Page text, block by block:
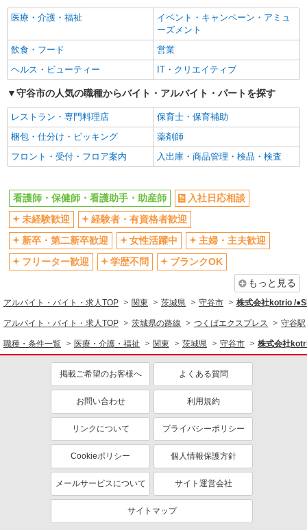
経験者・有資格者歓迎
新卒・第二新卒歓迎
主婦・主夫歓迎
フリーター歓迎
学歴不問
ブランクOK
ミドル（40代～）活躍中
エルダー（50代～）活躍中
シニア（60代～）活躍中
高収入・高額
ボーナス・賞与あり
昇給あり
完全週休2日制
フルタイム歓迎
禁煙・分煙
駅直結・駅チカ
車通勤OK
残業少なめ（月20h未満）
交通費支給
社会保険あり
産休・育休取得実績あり
退職金・財形貯蓄制度あり
各種手当（家族・役職・インセン
ティブなど）あり
資格取得支援制度あり
同じ職種から求人を探す
医療・介護・福祉
看護師・保健師・看護助手・助産師
同じ特徴から求人を探す
未経験歓迎
ミドル（40代～）活躍中
ボーナス・賞与あり
車通勤OK
社会保険あり
産休・育休取得実績あり
医療・介護・福祉
イベント・キャンペーン・アミュ
ーズメント
飲食・フード
営業
ヘルス・ビューティー
IT・クリエイティブ
守谷市の人気の職種からバイト・アルバイト・パートを探す
レストラン・専門料理店
保育士・保育補助
梱包・仕分け・ピッキング
薬剤師
フロント・受付・フロア案内
入出庫・商品管理・検品・検査
看護師・保健師・看護助手・助産師
入社日応相談
未経験歓迎
経験者・有資格者歓迎
新卒・第二新卒歓迎
女性活躍中
主婦・主夫歓迎
フリーター歓迎
学歴不問
ブランクOK
もっと見る
アルバイト・バイト・求人TOP 関東 茨城県 守谷市 株式会社kotrio /
アルバイト・バイト・求人TOP 茨城県の路線 つくばエクスプレス 守谷駅
職種・条件一覧 医療・介護・福祉 関東 茨城県 守谷市 株式会社
掲載ご希望のお客様へ よくある質問
お問い合わせ 利用規約
リンクについて プライバシーポリシー
Cookieポリシー 個人情報保護方針
メールサービスについて サイト運営会社
サイトマップ